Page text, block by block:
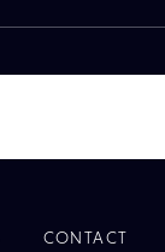
CONTACT